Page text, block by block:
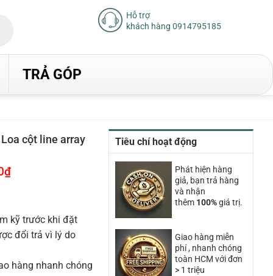
Hỗ trợ
khách hàng 0914795185
TRẢ GÓP
Tiêu chí hoạt động
Phát hiện hàng
giả, bạn trả hàng
và nhận
thêm 100%giá trị.
Giao hàng miễn
phí , nhanh chóng
toàn HCM với đơn
> 1 triệu
cột line array
₫Giá
kỹ trước khi đặt
đổi trả vì lý do
hàng nhanh chóng